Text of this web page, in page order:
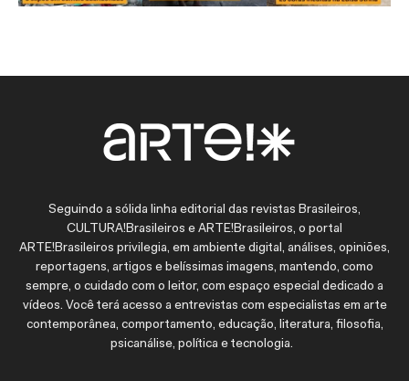
Seguindo a sólida linha editorial das revistas Brasileiros,
CULTURA!Brasileiros e ARTE!Brasileiros, o portal
ARTE!Brasileiros privilegia, em ambiente digital, análises, opiniões,
reportagens, artigos e belíssimas imagens, mantendo, como
sempre, o cuidado com o leitor, com espaço especial dedicado a
vídeos. Você terá acesso a entrevistas com especialistas em arte
contemporânea, comportamento, educação, literatura, filosofia,
psicanálise, política e tecnologia.